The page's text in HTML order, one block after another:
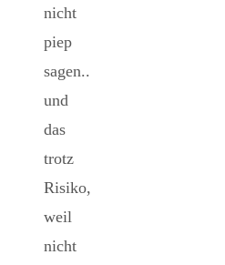
nicht
piep
sagen..
und
das
trotz
Risiko,
weil
nicht